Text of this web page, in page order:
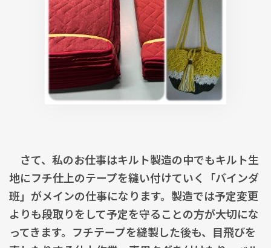
さて、私のお仕事はキルト製造の中でもキルト生
地にフチ仕上のテープを縫い付けていく「バインダ
班」がメインの仕事になります。製造では予定変更
よりも段取りをして予定を守ることの方が大切にな
ってきます。フチテープを縫製した後も、目飛びを